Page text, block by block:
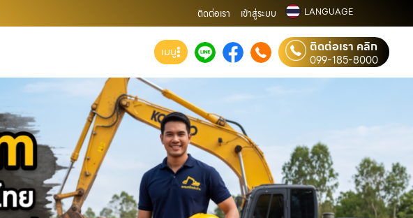
ติดต่อเรา เข้าสู่ระบบ LANGUAGE
เมนู ติดต่อเรา คลิก
099-185-8000